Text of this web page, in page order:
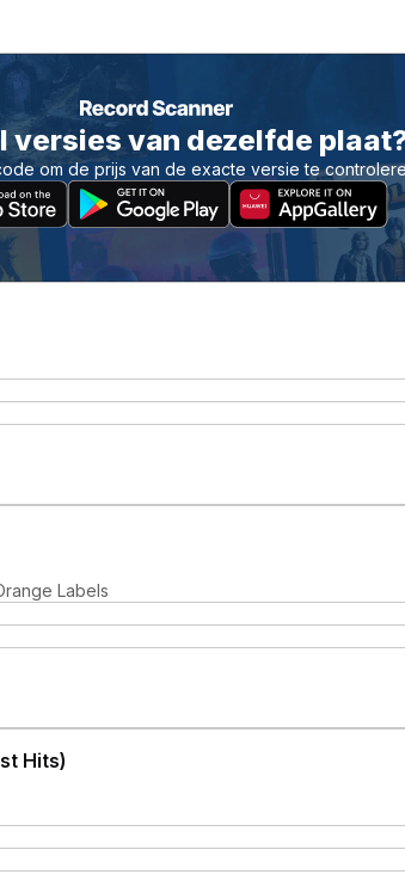
versies van dezelfde
om de prijs van de exacte versie te
Labels
Hits)